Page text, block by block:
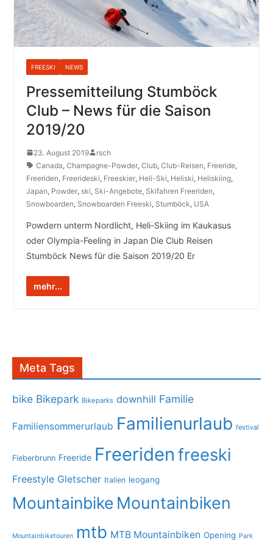
FREESKI NEWS
Pressemitteilung Stumböck
Club – News für die Saison
2019/20
23. August 2019
rsch
Canada, Champagne-Powder, Club, Club-Reisen, Freeride,
Freeriden, Freerideski, Freeskier, Heli-Ski, Heliski, Heliskiing,
Japan, Powder, ski, Ski-Angebote, Skifahren Freeriden,
Snowboarden, Snowboarden Freeski, Stumböck, USA
Powdern unterm Nordlicht, Heli-Skiing im Kaukasus
oder Olympia-Feeling in Japan Die Club Reisen
Stumböck News für die Saison 2019/20 Er
mehr...
Meta Tags
bike Bikepark Bikeparks downhill Familie
Familiensommerurlaub Familienurlaub festival
Fieberbrunn Freeride Freeriden freeski
Freestyle Gletscher Italien leogang
Mountainbike Mountainbiken
Mountainbiketouren mtb MTB Mountainbiken Opening Park